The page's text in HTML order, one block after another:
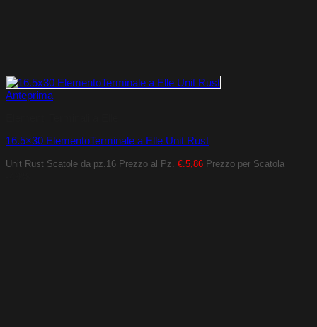
Anteprima
16.5×30 ElementoTerminale a Elle Unit Rust
Unit Rust Scatole da pz.16 Prezzo al Pz. €.5,86 Prezzo per Scatola